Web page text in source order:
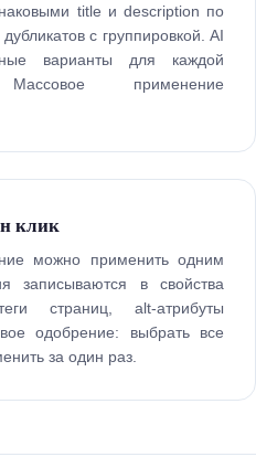
title и description по
с группировкой. AI
варианты для каждой
Массовое применение
клик
можно применить одним
записываются в свойства
страниц, alt-атрибуты
одобрение: выбрать все
за один раз.